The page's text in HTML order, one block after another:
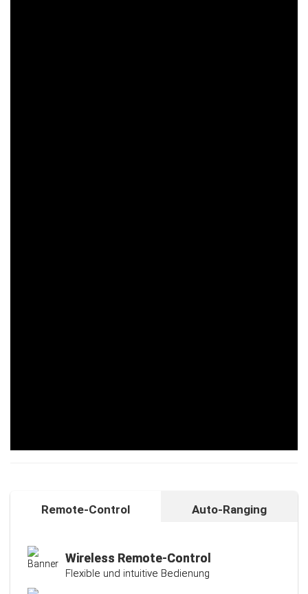
Remote-Control Auto-Ranging
Wireless Remote-Control
Flexible und intuitive Bedienung
Kalibrierungsfunktion
Das Steuergerät (ECU) verfügt über eine